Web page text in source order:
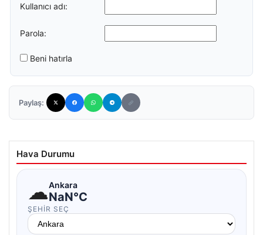
Kullanıcı adı:
Parola:
Beni hatırla
Paylaş:
Hava Durumu
☁Ankara
NaN°C
ŞEHIR SEÇ